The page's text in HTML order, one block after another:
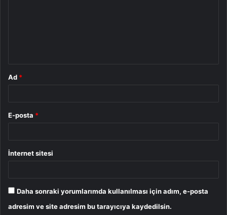
Ad *
E-posta *
İnternet sitesi
Daha sonraki yorumlarımda kullanılması için adım, e-posta
adresim ve site adresim bu tarayıcıya kaydedilsin.